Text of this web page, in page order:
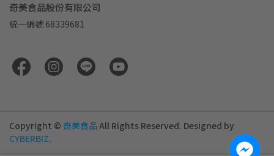
奇美食品股份有限公司
統一編號 68339681
Copyright © 奇美食品All Rights Reserved. Designed by
CYBERBIZ.